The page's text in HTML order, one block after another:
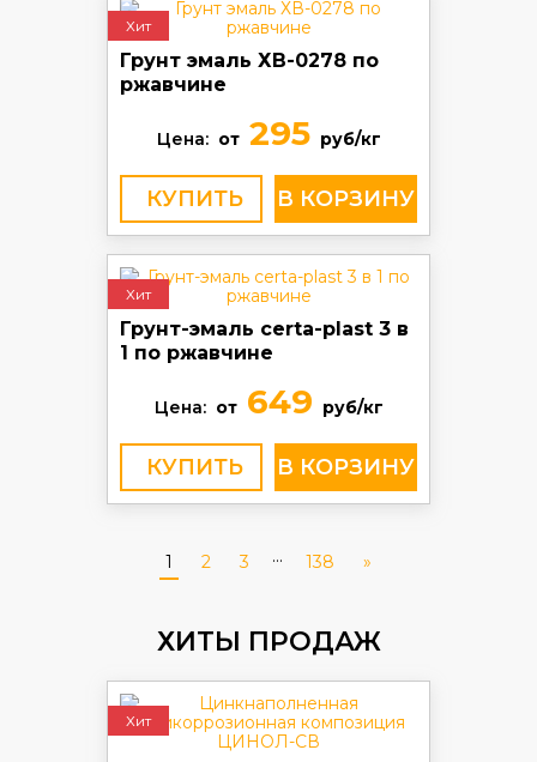
Хит
Грунт эмаль ХВ-0278 по
ржавчине
Цена: от295 руб/кг
КУПИТЬ
Хит
Грунт-эмаль certa-plast 3 в
1 по ржавчине
Цена: от649 руб/кг
КУПИТЬ
1 2 3 ... 138 »
ХИТЫ ПРОДАЖ
Хит